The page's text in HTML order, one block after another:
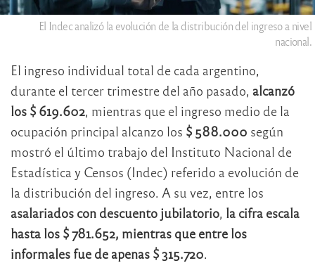
El Indec analizó la evolución de la distribución del ingreso a nivel
nacional.
El ingreso individual total de cada argentino,
durante el tercer trimestre del año pasado, alcanzó
los $ 619.602, mientras que el ingreso medio de la
ocupación principal alcanzo los $ 588.000 según
mostró el último trabajo del Instituto Nacional de
Estadística y Censos (Indec) referido a evolución de
la distribución del ingreso. A su vez, entre los
asalariados con descuento jubilatorio, la cifra escala
hasta los $ 781.652, mientras que entre los
informales fue de apenas $ 315.720.